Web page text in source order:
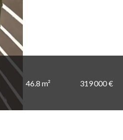
46.8 m² 319 000 €